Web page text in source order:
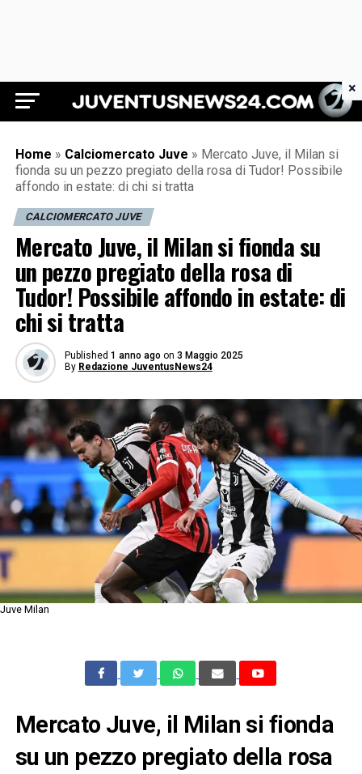
Juventus News 24
Home » Calciomercato Juve » Mercato Juve, il Milan si
fionda su un pezzo pregiato della rosa di Tudor! Possibile
affondo in estate: di chi si tratta
CALCIOMERCATO JUVE
Mercato Juve, il Milan si fionda su
un pezzo pregiato della rosa di
Tudor! Possibile affondo in estate: di
chi si tratta
Published 1 anno ago on 3 Maggio 2025
By Redazione JuventusNews24
Juve Milan
Mercato Juve, il Milan si fionda
su un pezzo pregiato della rosa
×